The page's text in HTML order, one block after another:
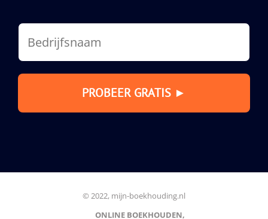
© 2022, mijn-boekhouding.nl
ONLINE BOEKHOUDEN,